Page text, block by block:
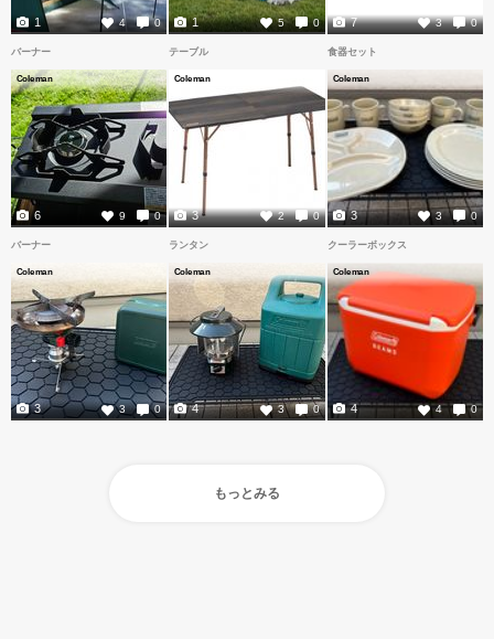
4 0
1 5 0
1 3 0
7
バーナー
Coleman
9 0
6
テーブル
Coleman
2 0
3
食器セット
Coleman
3 0
3
バーナー
Coleman
3 0
3
ランタン
Coleman
3 0
4
クーラーボックス
Coleman
4 0
4
もっとみる